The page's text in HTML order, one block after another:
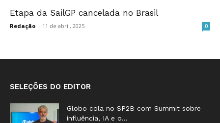
Etapa da SailGP cancelada no Brasil
Redação - 11 de abril, 2025 0
SELEÇÕES DO EDITOR
Globo cola no SP2B com Summit sobre
influência, IA e o...